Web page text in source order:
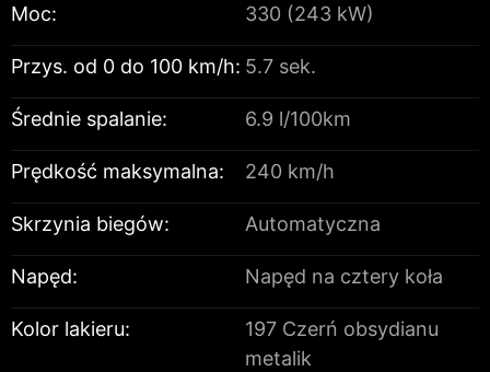
Moc: 330 (243 kW)
Przys. od 0 do 100 km/h: 5.7 sek.
Średnie spalanie: 6.9 l/100km
Prędkość maksymalna: 240 km/h
Skrzynia biegów: Automatyczna
Napęd: Napęd na cztery koła
Kolor lakieru:
197 Czerń obsydianu
metalik